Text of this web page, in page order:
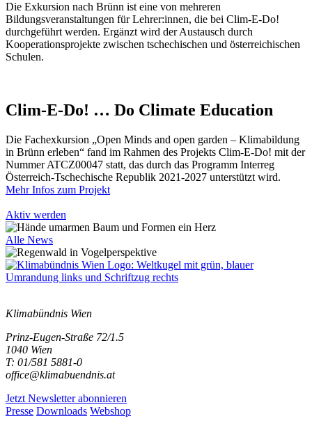
Die Exkursion nach Brünn ist eine von mehreren
Bildungsveranstaltungen für Lehrer:innen, die bei Clim-E-Do!
durchgeführt werden. Ergänzt wird der Austausch durch
Kooperationsprojekte zwischen tschechischen und österreichischen
Schulen.
Clim-E-Do! … Do Climate Education
Die Fachexkursion „Open Minds and open garden – Klimabildung
in Brünn erleben“ fand im Rahmen des Projekts Clim-E-Do! mit der
Nummer ATCZ00047 statt, das durch das Programm Interreg
Österreich-Tschechische Republik 2021-2027 unterstützt wird.
Mehr Infos zum Projekt
Aktiv werden
Alle News
Klimabündnis Wien
Prinz-Eugen-Straße 72/1.5
1040 Wien
T: 01/581 5881-0
office@klimabuendnis.at
Jetzt Newsletter abonnieren
Presse Downloads Webshop